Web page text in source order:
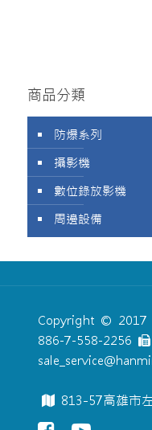
商品分類
防爆系列
攝影機
數位錄放影機
周邊設備
Copyright © 2017
886-7-558-2256
813-57高雄市